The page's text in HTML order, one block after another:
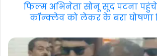
फिल्म अभिनेता सोनू सूद पटना पहुंचे
कॉन्क्लेव को लेकर के बरा घोषणा